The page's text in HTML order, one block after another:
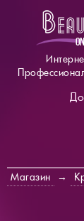
Магазин →